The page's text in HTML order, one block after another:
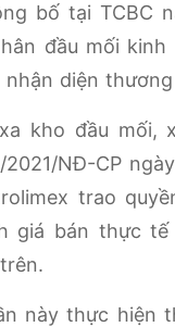
bố tại TCBC
đầu mối
diện
kho đầu mối,
NĐ-CP
trao
giá bán thực
này thực hiện